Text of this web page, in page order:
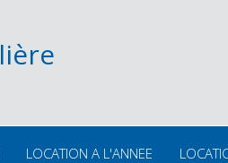
LOCATION A L'ANNEE